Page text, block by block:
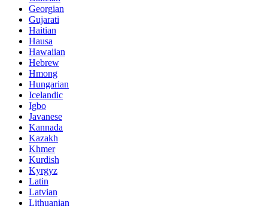
Georgian
Gujarati
Haitian
Hausa
Hawaiian
Hebrew
Hmong
Hungarian
Icelandic
Igbo
Javanese
Kannada
Kazakh
Khmer
Kurdish
Kyrgyz
Latin
Latvian
Lithuanian